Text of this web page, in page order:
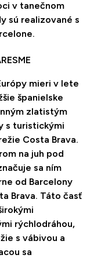
v tanečnom
sú realizované s
mieri v lete
španielske
zlatistým
s turistickými
Costa Brava.
na juh pod
sa ním
od Barcelony
Brava. Táto časť
rýchlodráhou,
s vábivou a
sa